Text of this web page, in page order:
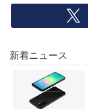
新着ニュース